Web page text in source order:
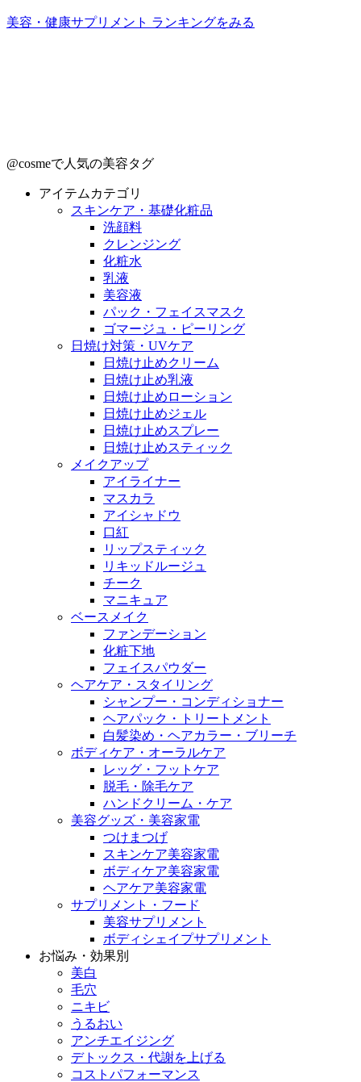
美容・健康サプリメント ランキングをみる
@cosmeで人気の美容タグ
アイテムカテゴリ
スキンケア・基礎化粧品
洗顔料
クレンジング
化粧水
乳液
美容液
パック・フェイスマスク
ゴマージュ・ピーリング
日焼け対策・UVケア
日焼け止めクリーム
日焼け止め乳液
日焼け止めローション
日焼け止めジェル
日焼け止めスプレー
日焼け止めスティック
メイクアップ
アイライナー
マスカラ
アイシャドウ
口紅
リップスティック
リキッドルージュ
チーク
マニキュア
ベースメイク
ファンデーション
化粧下地
フェイスパウダー
ヘアケア・スタイリング
シャンプー・コンディショナー
ヘアパック・トリートメント
白髪染め・ヘアカラー・ブリーチ
ボディケア・オーラルケア
レッグ・フットケア
脱毛・除毛ケア
ハンドクリーム・ケア
美容グッズ・美容家電
つけまつげ
スキンケア美容家電
ボディケア美容家電
ヘアケア美容家電
サプリメント・フード
美容サプリメント
ボディシェイプサプリメント
お悩み・効果別
美白
毛穴
ニキビ
うるおい
アンチエイジング
デトックス・代謝を上げる
コストパフォーマンス